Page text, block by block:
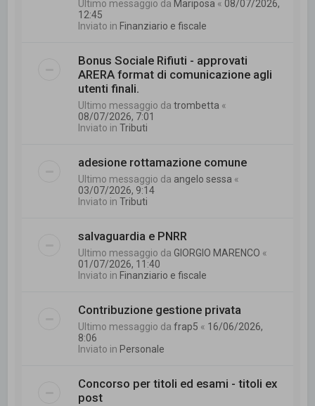
Ultimo messaggio da Mariposa « 08/07/2026,
12:45
Inviato in Finanziario e fiscale
Bonus Sociale Rifiuti - approvati
ARERA format di comunicazione agli
utenti finali.
Ultimo messaggio datrombetta «
08/07/2026, 7:01
Inviato inTributi
adesione rottamazione comune
Ultimo messaggio da angelo sessa «
03/07/2026, 9:14
Inviato inTributi
salvaguardia e PNRR
Ultimo messaggio da GIORGIO MARENCO «
01/07/2026, 11:40
Inviato in Finanziario e fiscale
Contribuzione gestione privata
Ultimo messaggio dafrap5 « 16/06/2026,
8:06
Inviato in Personale
Concorso per titoli ed esami - titoli ex
post